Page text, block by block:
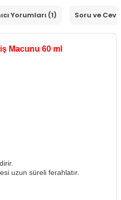
Yorumları (1) Soru ve
Macunu 60 ml
uzun süreli ferahlatır.